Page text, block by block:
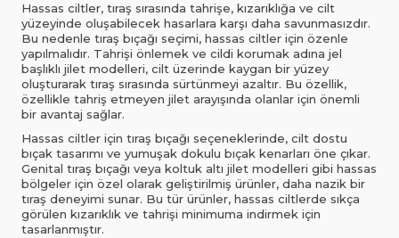
Hassas ciltler, tıraş sırasında tahrişe, kızarıklığa ve cilt
yüzeyinde oluşabilecek hasarlara karşı daha savunmasızdır.
Bu nedenle tıraş bıçağı seçimi, hassas ciltler için özenle
yapılmalıdır. Tahrişi önlemek ve cildi korumak adına jel
başlıklı jilet modelleri, cilt üzerinde kaygan bir yüzey
oluşturarak tıraş sırasında sürtünmeyi azaltır. Bu özellik,
özellikle tahriş etmeyen jilet arayışında olanlar için önemli
bir avantaj sağlar.
Hassas ciltler için tıraş bıçağı seçeneklerinde, cilt dostu
bıçak tasarımı ve yumuşak dokulu bıçak kenarları öne çıkar.
Genital tıraş bıçağı veya koltuk altı jilet modelleri gibi hassas
bölgeler için özel olarak geliştirilmiş ürünler, daha nazik bir
tıraş deneyimi sunar. Bu tür ürünler, hassas ciltlerde sıkça
görülen kızarıklık ve tahrişi minimuma indirmek için
tasarlanmıştır.